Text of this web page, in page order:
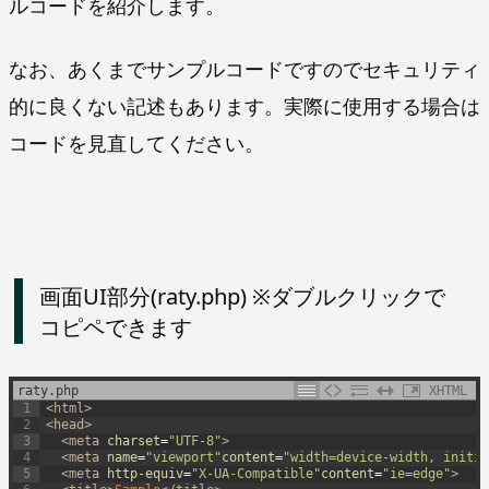
ルコードを紹介します。
なお、あくまでサンプルコードですのでセキュリティ
的に良くない記述もあります。実際に使用する場合は
コードを見直してください。
画面UI部分(raty.php) ※ダブルクリックで
コピペできます
raty.php
XHTML
1
2
3
4
5
<html>
<head>
<meta charset="UTF-8">
<meta name="viewport"content="width=device-width,
<meta
http-equiv="X-UA-Compatible"content="ie=edge">